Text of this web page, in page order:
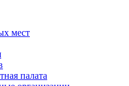
мест
палата